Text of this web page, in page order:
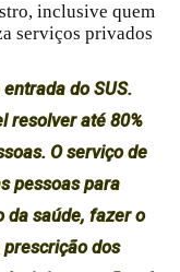
inclusive quem
serviços privados
do SUS.
resolver até 80%
O serviço de
pessoas para
da saúde, fazer o
dos